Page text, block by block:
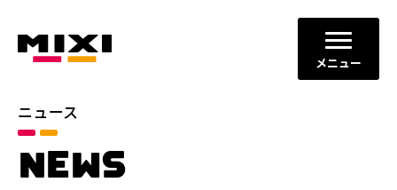
メニュー
ニュース
NEWS